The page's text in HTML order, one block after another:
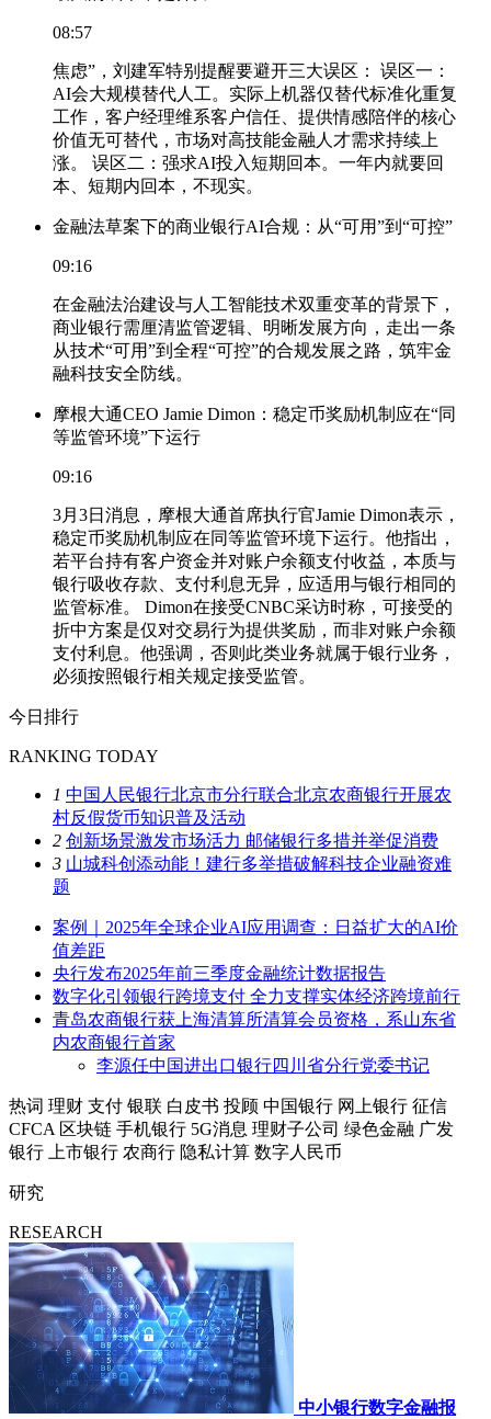
08:57
焦虑”，刘建军特别提醒要避开三大误区： 误区一：
AI会大规模替代人工。实际上机器仅替代标准化重复
工作，客户经理维系客户信任、提供情感陪伴的核心
价值无可替代，市场对高技能金融人才需求持续上
涨。 误区二：强求AI投入短期回本。一年内就要回
本、短期内回本，不现实。
金融法草案下的商业银行AI合规：从“可用”到“可控”
09:16
在金融法治建设与人工智能技术双重变革的背景下，
商业银行需厘清监管逻辑、明晰发展方向，走出一条
从技术“可用”到全程“可控”的合规发展之路，筑牢金
融科技安全防线。
摩根大通CEO Jamie Dimon：稳定币奖励机制应在“同
等监管环境”下运行
09:16
3月3日消息，摩根大通首席执行官Jamie Dimon表示，
稳定币奖励机制应在同等监管环境下运行。他指出，
若平台持有客户资金并对账户余额支付收益，本质与
银行吸收存款、支付利息无异，应适用与银行相同的
监管标准。 Dimon在接受CNBC采访时称，可接受的
折中方案是仅对交易行为提供奖励，而非对账户余额
支付利息。他强调，否则此类业务就属于银行业务，
必须按照银行相关规定接受监管。
今日排行
RANKING TODAY
1 中国人民银行北京市分行联合北京农商银行开展农
村反假货币知识普及活动
2 创新场景激发市场活力 邮储银行多措并举促消费
3 山城科创添动能！建行多举措破解科技企业融资难
题
案例｜2025年全球企业AI应用调查：日益扩大的AI价
值差距
央行发布2025年前三季度金融统计数据报告
数字化引领银行跨境支付 全力支撑实体经济跨境前行
青岛农商银行获上海清算所清算会员资格，系山东省
内农商银行首家
李源任中国进出口银行四川省分行党委书记
热词 理财 支付 银联 白皮书 投顾 中国银行 网上银行 征信
CFCA 区块链 手机银行 5G消息 理财子公司 绿色金融 广发
银行
上市银行 农商行 隐私计算 数字人民币
研究
RESEARCH
中小银行数字金融报